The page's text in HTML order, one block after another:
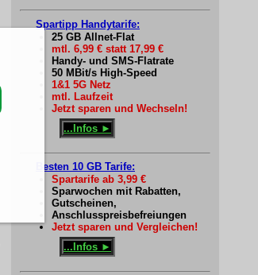
Spartipp Handytarife:
25 GB Allnet-Flat
mtl. 6,99 € statt 17,99 €
Handy- und SMS-Flatrate
50 MBit/s High-Speed
1&1 5G Netz
mtl. Laufzeit
Jetzt sparen und Wechseln!
...Infos ►
Besten 10 GB Tarife:
Spartarife ab 3,99 €
Sparwochen mit Rabatten,
Gutscheinen,
Anschlusspreisbefreiungen
Jetzt sparen und Vergleichen!
...Infos ►